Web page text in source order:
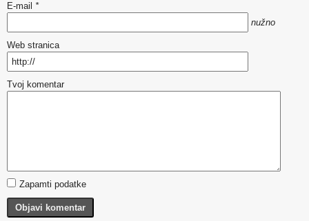
E-mail *
nužno
Web stranica
Tvoj komentar
Zapamti podatke
Objavi komentar